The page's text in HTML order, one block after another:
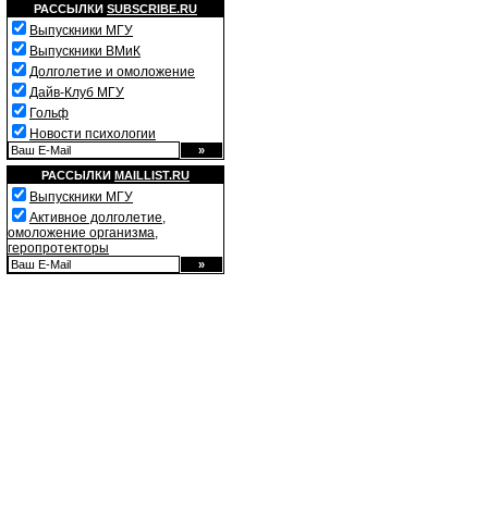
РАССЫЛКИ SUBSCRIBE.RU
Выпускники МГУ
Выпускники ВМиК
Долголетие и омоложение
Дайв-Клуб МГУ
Гольф
Новости психологии
РАССЫЛКИ MAILLIST.RU
Выпускники МГУ
Активное долголетие,
омоложение организма,
геропротекторы